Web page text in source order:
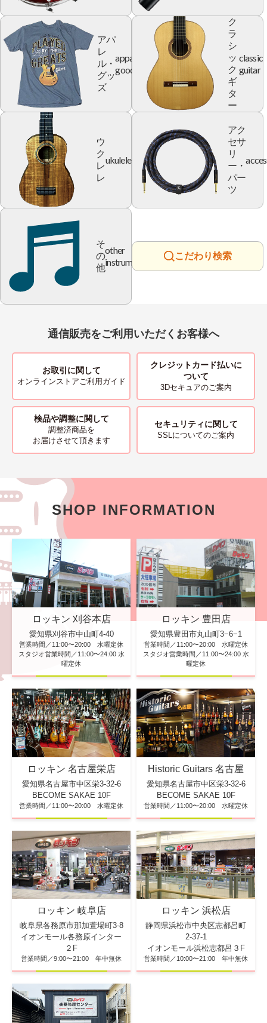
アパ
レ
ル・
グッ
ズ
apparel
goods
ク
ラ
シ
ッ
ク
ギ
タ
ー
classic
guitar
ウ
ク
レ
レ
ukulele
アク
セサ
リ
ー・
パー
ツ
そ
の
他
other
instrument
こだわり検索
通信販売をご利用いただくお客様へ
お取引に関して
オンラインストアご利用ガイド
クレジットカード払いに
ついて
3Dセキュアのご案内
検品や調整に関して
調整済商品を
お届けさせて頂きます
セキュリティに関して
SSLについてのご案内
SHOP INFORMATION
ロッキン 刈谷本店
愛知県刈谷市中山町4-40
営業時間／11:00〜20:00 水曜定休
スタジオ営業時間／11:00〜24:00 水
曜定休
ロッキン 豊田店
愛知県豊田市丸山町3−6−1
営業時間／11:00〜20:00 水曜定休
スタジオ営業時間／11:00〜24:00 水
曜定休
ロッキン 名古屋栄店
愛知県名古屋市中区栄3-32-6
BECOME SAKAE 10F
営業時間／11:00〜20:00 水曜定休
Historic Guitars 名古屋
愛知県名古屋市中区栄3-32-6
BECOME SAKAE 10F
営業時間／11:00〜20:00 水曜定休
ロッキン 岐阜店
岐阜県各務原市那加萱場町3-8
イオンモール各務原インター
２F
営業時間／9:00〜21:00 年中無休
ロッキン 浜松店
静岡県浜松市中央区志都呂町
2-37-1
イオンモール浜松志都呂３F
営業時間／10:00〜21:00 年中無休